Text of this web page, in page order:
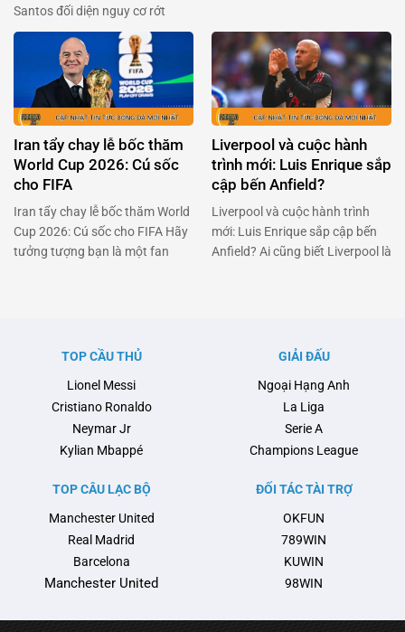
Santos đối diện nguy cơ rớt
hạng, Neymar đã khiến cả Brazil
phải thán phục với quyết định
táo bạo: trở lại sân cỏ dù đang
dính chấn thương nặng. Anh
không chỉ đơn thuần là một ngôi
sao bóng đá, mà còn là …
kỳ vọng sẽ làm nên điều kỳ diệu.
Nhưng đời không như mơ, và
bây giờ anh đang đối mặt với
việc trở lại Stamford Bridge sau
khi không thể kích hoạt điều …
Iran tẩy chay lễ bốc thăm
World Cup 2026: Cú sốc
cho FIFA
Iran tẩy chay lễ bốc thăm World
Cup 2026: Cú sốc cho FIFA Hãy
tưởng tượng bạn là một fan
gia đã quyết định tẩy chay sự
Liverpool và cuộc hành
trình mới: Luis Enrique sắp
cập bến Anfield?
Liverpool và cuộc hành trình
mới: Luis Enrique sắp cập bến
Anfield? Ai cũng biết Liverpool là
từng được kỳ vọng sẽ mang lại
TOP CẦU THỦ
Lionel Messi
Cristiano Ronaldo
Neymar Jr
Kylian Mbappé
GIẢI ĐẤU
Ngoại Hạng Anh
La Liga
Serie A
Champions League
TOP CÂU LẠC BỘ
Manchester United
Real Madrid
Barcelona
Manchester United
ĐỐI TÁC TÀI TRỢ
OKFUN
789WIN
KUWIN
98WIN